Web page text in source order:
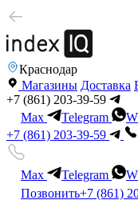
Краснодар
Магазины Доставка
+7 (861) 203-39-59
Max
Telegram
+7 (861) 203-39-59
Max Telegram
Позвонить+7 (861)